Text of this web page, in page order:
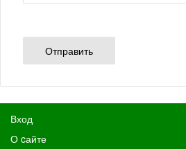
Вход
О cайте